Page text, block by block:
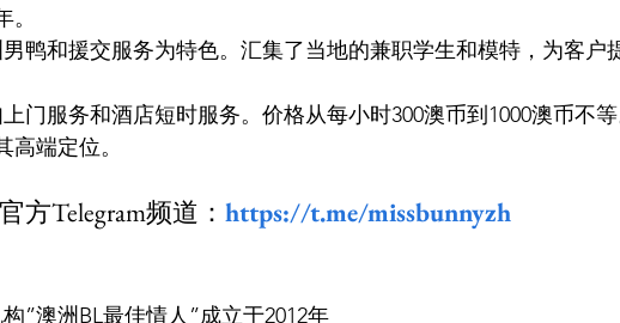
鸭和援交服务为特色。汇集了当地的兼职学生和模特，为客户
门服务和酒店短时服务。价格从每小时300澳币到1000澳币不等
端定位。
Telegram频道： https://t.me/missbunnyzh
”澳洲BL最佳情人”成立于2012年